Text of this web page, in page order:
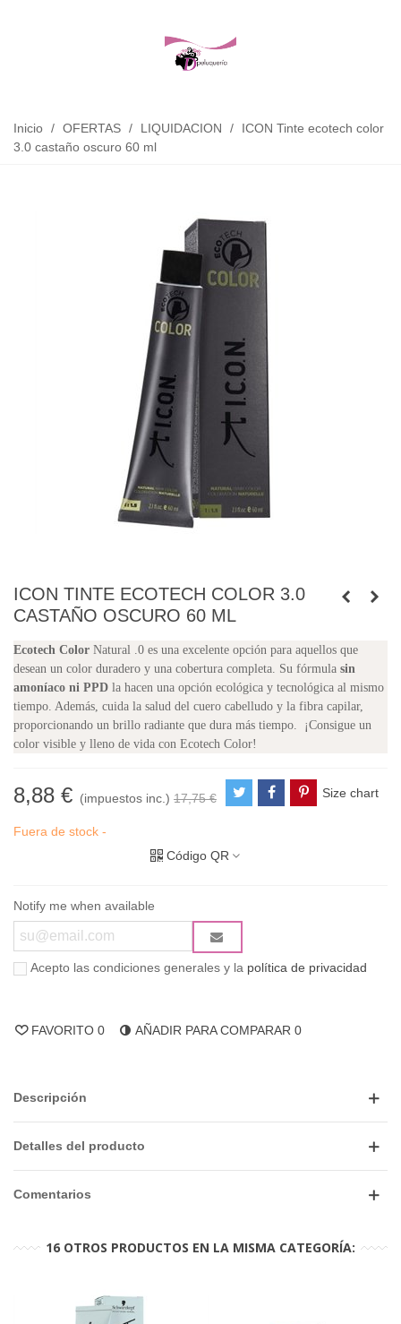
Inicio / OFERTAS / LIQUIDACION /
ICON Tinte ecotech color
3.0 castaño oscuro 60 ml
ICON TINTE ECOTECH COLOR 3.0
CASTAÑO OSCURO 60 ML
Ecotech Color Natural .0 es una excelente opción para aquellos que
desean un color duradero y una cobertura completa. Su fórmula sin
amoníaco ni PPD la hacen una opción ecológica y tecnológica al mismo
tiempo. Además, cuida la salud del cuero cabelludo y la fibra capilar,
proporcionando un brillo radiante que dura más tiempo. ¡Consigue un
color visible y lleno de vida con Ecotech Color!
8,88 € (impuestos inc.) 17,75 € Size chart
Fuera de stock -
Código QR
Notify me when available
Acepto las condiciones generales y la política de privacidad
FAVORITO 0 AÑADIR PARA COMPARAR 0
Descripción
Detalles del producto
Comentarios
16 OTROS PRODUCTOS EN LA MISMA CATEGORÍA: